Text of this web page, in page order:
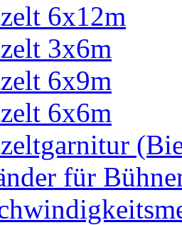
6x12m
3x6m
6x9m
6x6m
für